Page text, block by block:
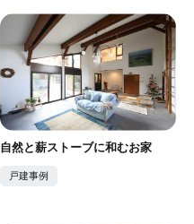
自然と薪ストーブに和むお家
戸建事例